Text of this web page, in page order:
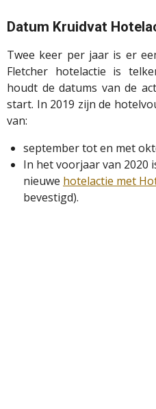
Datum Kruidvat
Twee keer per jaar is er
Fletcher hotelactie is
houdt de datums van de
start. In 2019 zijn de
van:
september tot en met
In het voorjaar van 2020
nieuwe hotelactie met
bevestigd).